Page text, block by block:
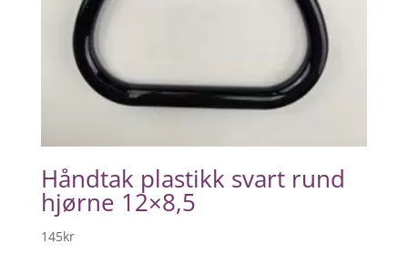
Håndtak plastikk svart rund
hjørne 12×8,5
145kr